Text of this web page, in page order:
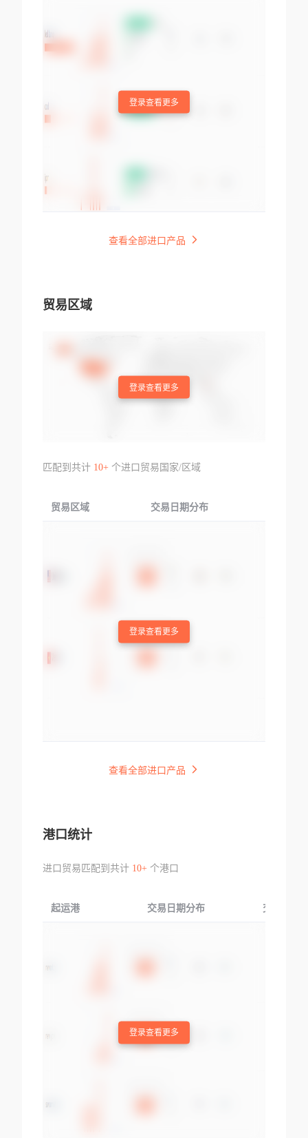
登录查看更多
查看全部进口产品
贸易区域
登录查看更多
匹配到共计 10+个进口贸易国家/区域
贸易区域 交易日期分布
登录查看更多
查看全部进口产品
港口统计
进口贸易匹配到共计 10+个港口
起运港 交易日期分布 交易产品
登录查看更多